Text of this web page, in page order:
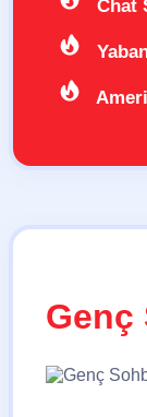
Chat
Genç